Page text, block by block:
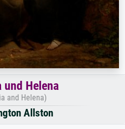
und Helena
and Helena)
Allston